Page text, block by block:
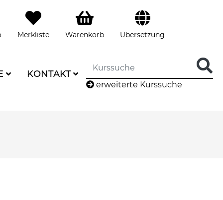
Merkliste Warenkorb Übersetzung
KONTAKT
erweiterte Kurssuche